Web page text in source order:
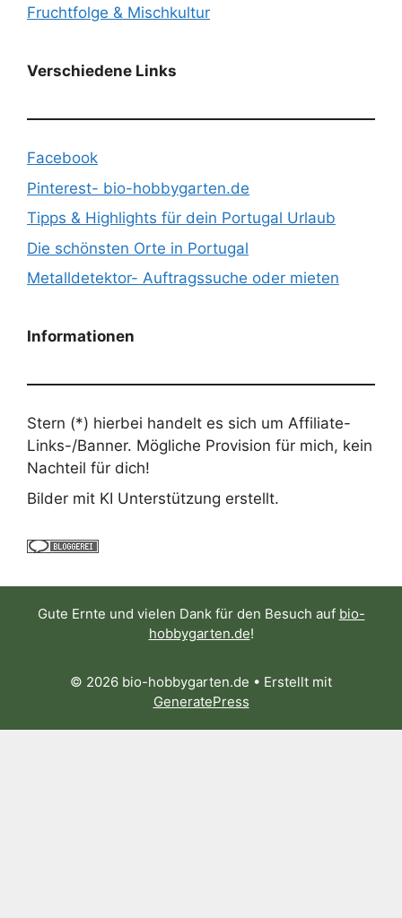
Fruchtfolge & Mischkultur
Verschiedene Links
Facebook
Pinterest- bio-hobbygarten.de
Tipps & Highlights für dein Portugal Urlaub
Die schönsten Orte in Portugal
Metalldetektor- Auftragssuche oder mieten
Informationen
Stern (*) hierbei handelt es sich um Affiliate-
Links-/Banner. Mögliche Provision für mich, kein
Nachteil für dich!
Bilder mit KI Unterstützung erstellt.
Gute Ernte und vielen Dank für den Besuch auf bio-
hobbygarten.de!
© 2026 bio-hobbygarten.de • Erstellt mit
GeneratePress